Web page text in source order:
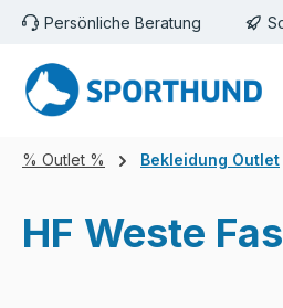
Hauptinhalt springen
Zur Suche springen
Zur Hauptnavigation
Persönliche Beratung
% Outlet % Bekleidung Outlet
HF Weste